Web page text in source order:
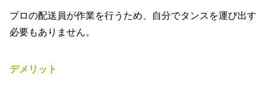
プロの配送員が作業を行うため、自分でタンスを運び出す
必要もありません。
デメリット